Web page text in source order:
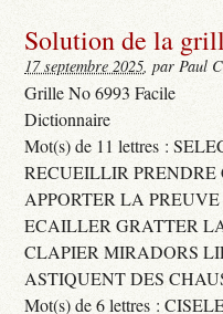
Solution de la
17 septembre 2025, par Paul
Grille No 6993 Facile
Dictionnaire
Mot(s) de 11 lettres :
RECUEILLIR PRENDRE
APPORTER LA
ECAILLER GRATTER
CLAPIER MIRADORS
ASTIQUENT DES
Mot(s) de 6 lettres :